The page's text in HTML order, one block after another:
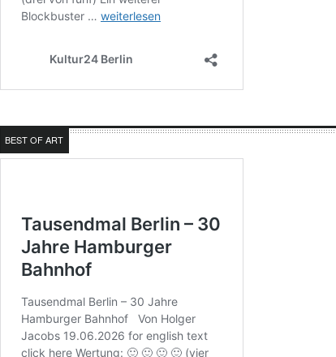
BEST OF ART